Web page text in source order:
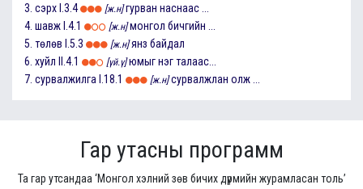
3. сэрх I.3.4 [ж.н] гурван наснаас ...
4. шавж I.4.1 [ж.н] монгол бичгийн ...
5. төлөв I.5.3 [ж.н] янз байдал
6. хуйл II.4.1 [үй.ү] юмыг нэг талаас...
7. сурвалжилга I.18.1 [ж.н] сурвалжлан олж ...
Гар утасны программ
Та гар утсандаа ‘Монгол хэлний зөв бичих дүрмийн журамласан толь’